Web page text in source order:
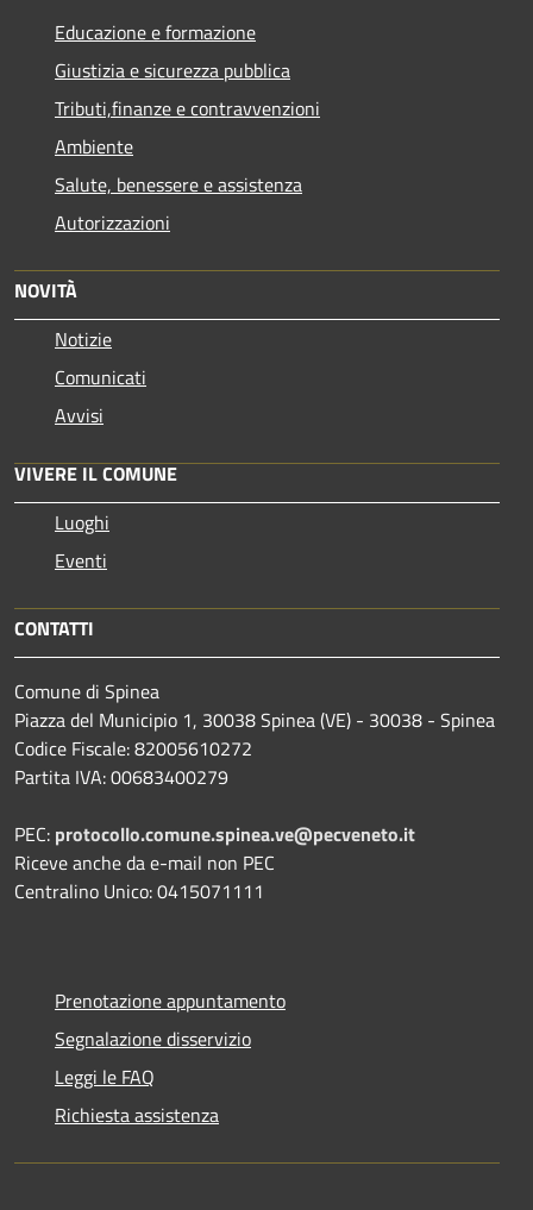
Educazione e formazione
Giustizia e sicurezza pubblica
Tributi,finanze e contravvenzioni
Ambiente
Salute, benessere e assistenza
Autorizzazioni
NOVITÀ
Notizie
Comunicati
Avvisi
VIVERE IL COMUNE
Luoghi
Eventi
CONTATTI
Comune di Spinea
Piazza del Municipio 1, 30038 Spinea (VE) - 30038 - Spinea
Codice Fiscale: 82005610272
Partita IVA: 00683400279
PEC: protocollo.comune.spinea.ve@pecveneto.it
Riceve anche da e-mail non PEC
Centralino Unico: 0415071111
Prenotazione appuntamento
Segnalazione disservizio
Leggi le FAQ
Richiesta assistenza